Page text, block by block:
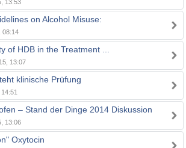
13:53
on Alcohol Misuse:
08:14
of HDB in the Treatment ...
13:07
klinische Prüfung
– Stand der Dinge 2014 Diskussion
13:06
Oxytocin